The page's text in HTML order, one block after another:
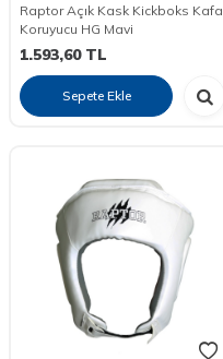
Raptor Açık Kask Kickboks Kafa
Koruyucu HG Mavi
1.593,60TL
Sepete Ekle